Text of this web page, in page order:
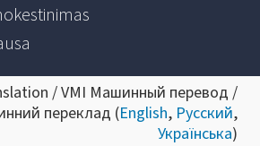
/ VMI Машинный перевод /
переклад (English, Русский,
Українська)